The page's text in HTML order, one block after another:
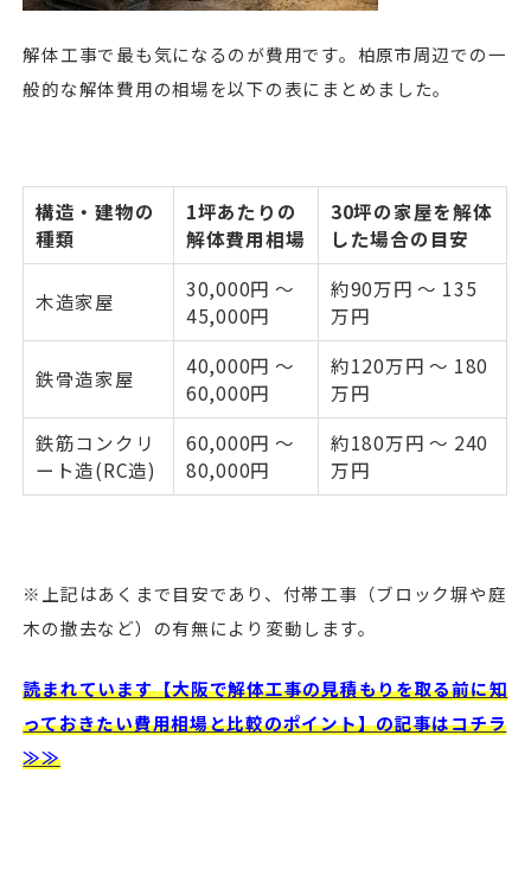
解体工事で最も気になるのが費用です。柏原市周辺での一
般的な解体費用の相場を以下の表にまとめました。
構造・建物の
種類
1坪あたりの
解体費用相場
30坪の家屋を解体
した場合の目安
木造家屋
30,000円 〜
45,000円
約90万円 〜 135
万円
鉄骨造家屋
40,000円 〜
60,000円
約120万円 〜 180
万円
鉄筋コンクリ
ート造(RC造)
60,000円 〜
80,000円
約180万円 〜 240
万円
※上記はあくまで目安であり、付帯工事（ブロック塀や庭
木の撤去など）の有無により変動します。
読まれています【大阪で解体工事の見積もりを取る前に知
っておきたい費用相場と比較のポイント】の記事はコチラ
≫≫